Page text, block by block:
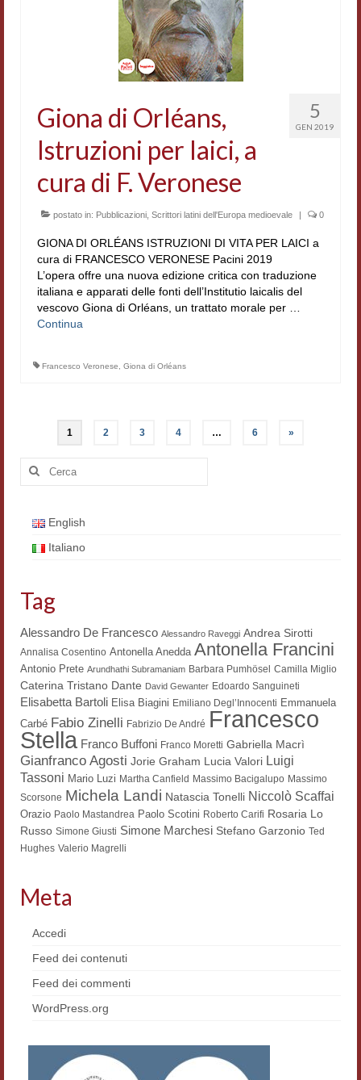
5
GEN 2019
Giona di Orléans,
Istruzioni per laici, a
cura di F. Veronese
postato in: Pubblicazioni Scrittori latini dell'Europa medioevale | 0
GIONA DI ORLÉANS ISTRUZIONI DI VITA PER LAICI a
cura di FRANCESCO VERONESE Pacini 2019
L’opera offre una nuova edizione critica con traduzione
italiana e apparati delle fonti dell’Institutio laicalis del
vescovo Giona di Orléans, un trattato morale per …
Continua
Francesco Veronese Giona di Orléans
Paginazione
degli
articoli
1 2 3 4 … 6 »
Cerca:
English
Italiano
Tag
Alessandro De Francesco Alessandro Raveggi Andrea Sirotti
Annalisa Cosentino Antonella Anedda Antonella Francini
Antonio Prete Arundhathi Subramaniam Barbara Pumhösel Camilla Miglio
Caterina Tristano Dante David Gewanter Edoardo Sanguineti
Elisabetta Bartoli Elisa Biagini Emiliano Degl’Innocenti Emmanuela
Carbé Fabio Zinelli Fabrizio De André Francesco
Stella Franco Buffoni Franco Moretti Gabriella Macrì
Gianfranco Agosti Jorie Graham Lucia Valori Luigi
Tassoni Mario Luzi Martha Canfield Massimo Bacigalupo Massimo
Scorsone Michela Landi Natascia Tonelli Niccolò Scaffai
Orazio Paolo Mastandrea Paolo Scotini Roberto Carifi Rosaria Lo
Russo Simone Giusti Simone Marchesi Stefano Garzonio Ted
Hughes Valerio Magrelli
Meta
Accedi
Feed dei contenuti
Feed dei commenti
WordPress.org